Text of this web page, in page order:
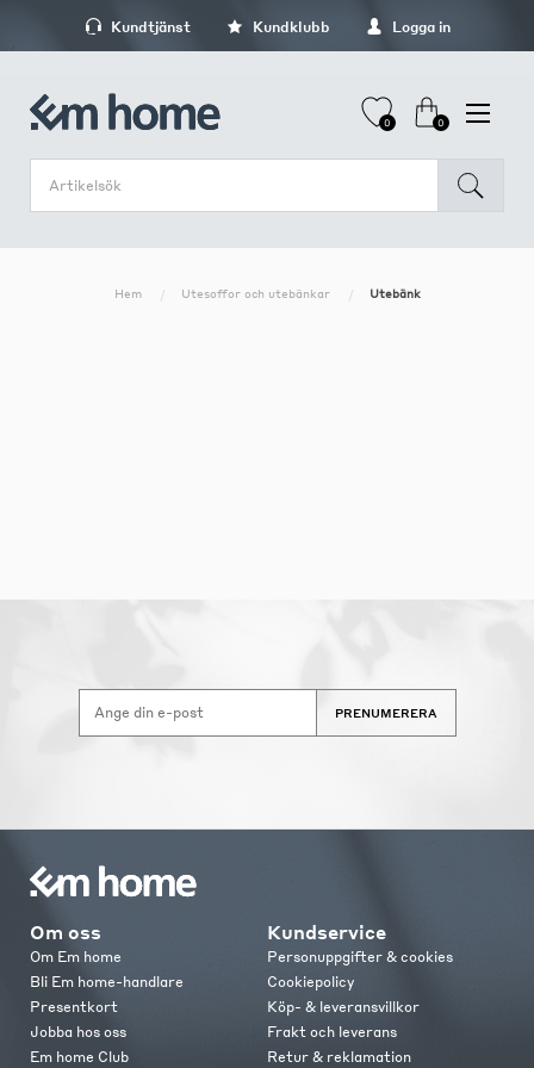
Kundtjänst Kundklubb Logga in
0 0
Hem Utesoffor och utebänkar Utebänk
PRENUMERERA
Om oss
Om Em home
Bli Em home-handlare
Presentkort
Jobba hos oss
Em home Club
Kundservice
Personuppgifter & cookies
Cookiepolicy
Köp- & leveransvillkor
Frakt och leverans
Retur & reklamation